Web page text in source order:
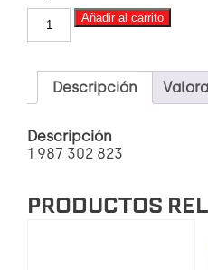
987
823
FOCO
12V
W3x16q
2
Añadir al carrito
Descripción
Descripción
1 987 302 823
PRODUCTOS